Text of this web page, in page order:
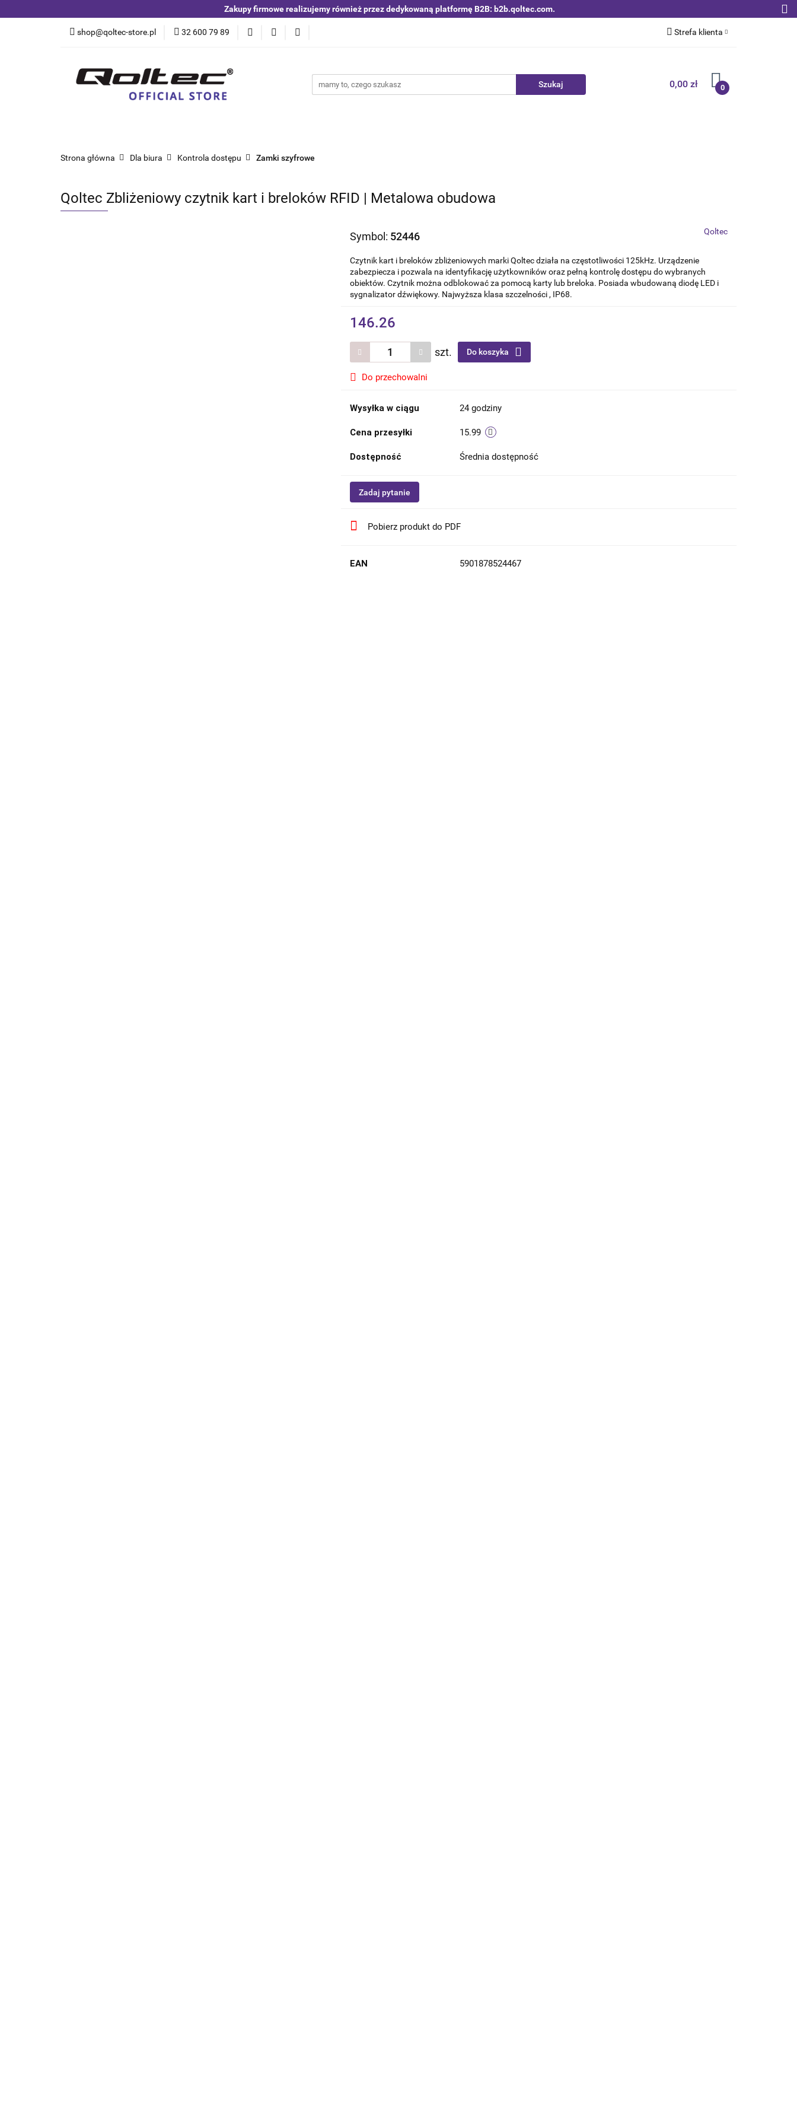
Zakupy firmowe realizujemy również przez dedykowaną platformę B2B: b2b.qoltec.com.
shop@qoltec-store.pl 32 600 79 89 Strefa klienta
Zarejestruj się
0,00 zł 0
Blog
Kategorie Czujniki i detektory Switche | Ethernet Anteny LTE 4G 5G
Strona główna Dla biura Kontrola dostępu Zamki szyfrowe
Qoltec Zbliżeniowy czytnik kart i breloków RFID | Metalowa obudowa
Symbol: 52446 Qoltec
Czytnik kart i breloków zbliżeniowych marki Qoltec działa na częstotliwości 125kHz. Urządzenie
zabezpiecza i pozwala na identyfikację użytkowników oraz pełną kontrolę dostępu do wybranych
obiektów. Czytnik można odblokować za pomocą karty lub breloka. Posiada wbudowaną diodę LED i
sygnalizator dźwiękowy. Najwyższa klasa szczelności , IP68.
146.26
szt. Do koszyka
Do przechowalni
Wysyłka w ciągu 24 godziny
Cena przesyłki 15.99
Dostępność Średnia dostępność
Zadaj pytanie
Pobierz produkt do PDF
EAN 5901878524467